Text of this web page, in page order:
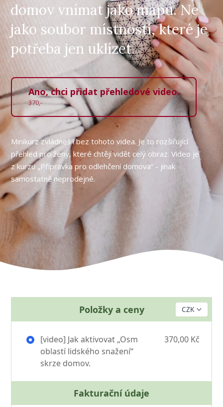
domov vnímat jako mapu. Ne
jako soubor místností, které je
potřeba jen uklízet.
Ano, chci přidat přehledové video.
370,-
Minikurz zvládneš i bez tohoto videa. Je to rozšiřující
přehled pro ženy, které chtějí vidět celý obraz. Video je
z kurzu „Přípravka pro odlehčení domova“ - jinak
samostatně neprodejné.
Položky a ceny
[video] Jak aktivovat „Osm
oblastí lidského snažení“
skrze domov.
370,00 Kč
Fakturační údaje